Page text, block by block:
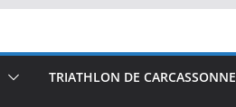
TRIATHLON DE CARCASSONNE